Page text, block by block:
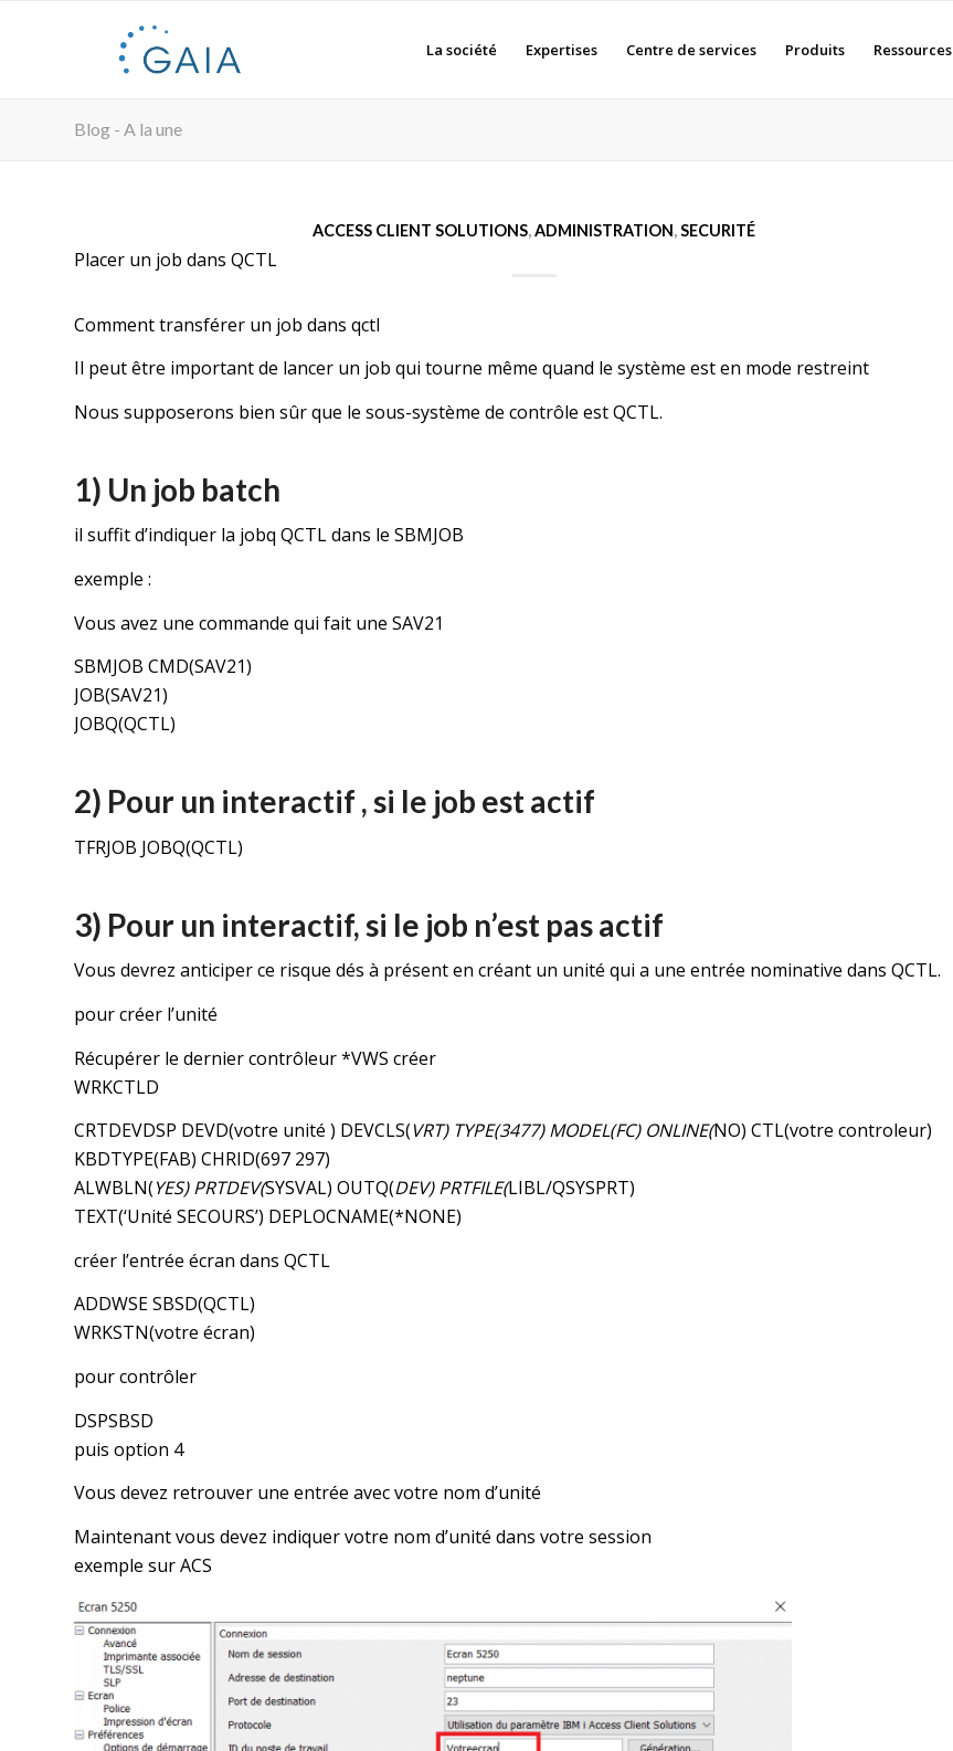
La société Expertises Centre de services Produits Ressources
Blog - A la une
ACCESS CLIENT SOLUTIONS,ADMINISTRATION,SECURITÉ
Placer un job dans QCTL
Comment transférer un job dans qctl
Il peut être important de lancer un job qui tourne même quand le système est en mode restreint
Nous supposerons bien sûr que le sous-système de contrôle est QCTL.
1) Un job batch
il suffit d’indiquer la jobq QCTL dans le SBMJOB
exemple :
Vous avez une commande qui fait une SAV21
SBMJOB CMD(SAV21)
JOB(SAV21)
JOBQ(QCTL)
2) Pour un interactif , si le job est actif
TFRJOB JOBQ(QCTL)
3) Pour un interactif, si le job n’est pas actif
Vous devrez anticiper ce risque dés à présent en créant un unité qui a une entrée nominative dans QCTL.
pour créer l’unité
Récupérer le dernier contrôleur *VWS créer
WRKCTLD
CRTDEVDSP DEVD(votre unité ) DEVCLS(VRT) TYPE(3477) MODEL(FC) ONLINE(NO) CTL(votre controleur)
KBDTYPE(FAB) CHRID(697 297)
ALWBLN(YES) PRTDEV(SYSVAL) OUTQ(DEV) PRTFILE(LIBL/QSYSPRT)
TEXT(‘Unité SECOURS’) DEPLOCNAME(*NONE)
créer l’entrée écran dans QCTL
ADDWSE SBSD(QCTL)
WRKSTN(votre écran)
pour contrôler
DSPSBSD
puis option 4
Vous devez retrouver une entrée avec votre nom d’unité
Maintenant vous devez indiquer votre nom d’unité dans votre session
exemple sur ACS